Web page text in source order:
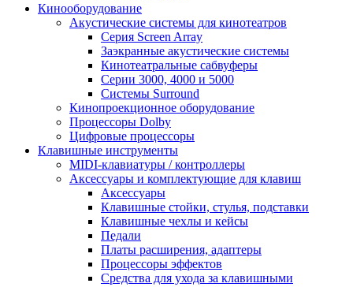
Кинооборудование
Акустические системы для кинотеатров
Cерия Screen Array
Заэкранные акустические системы
Кинотеатральные сабвуферы
Серии 3000, 4000 и 5000
Системы Surround
Кинопроекционное оборудование
Процессоры Dolby
Цифровые процессоры
Клавишные инструменты
MIDI-клавиатуры / контроллеры
Аксессуары и комплектующие для клавиш
Аксессуары
Клавишные стойки, стулья, подставки
Клавишные чехлы и кейсы
Педали
Платы расширения, адаптеры
Процессоры эффектов
Средства для ухода за клавишными